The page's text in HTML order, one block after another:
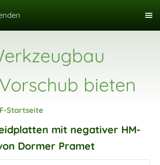
bieten
Startseite
mit negativer HM-
Dormer Pramet